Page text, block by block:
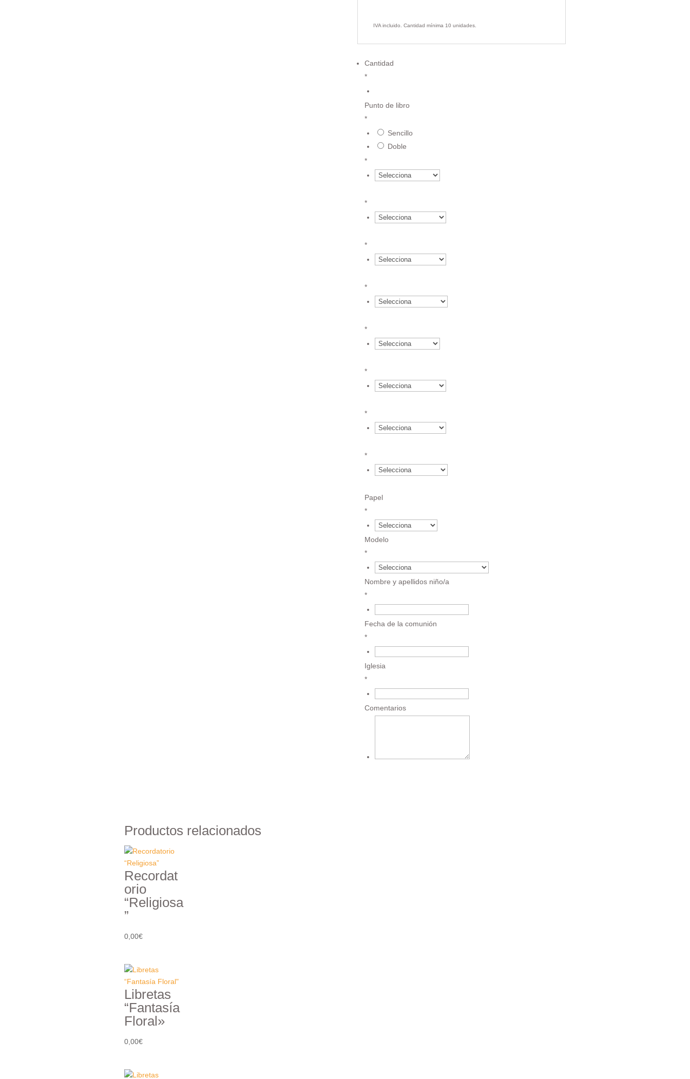
IVA incluido. Cantidad mínima 10 unidades.
Cantidad
*
Punto de libro
*
Sencillo
Doble
*
*
*
*
*
*
*
*
Papel
*
Modelo
*
Nombre y apellidos niño/a
*
Fecha de la comunión
*
Iglesia
*
Comentarios
Productos relacionados
Recordat
orio
“Religiosa
”
0,00€
Libretas
“Fantasía
Floral»
0,00€